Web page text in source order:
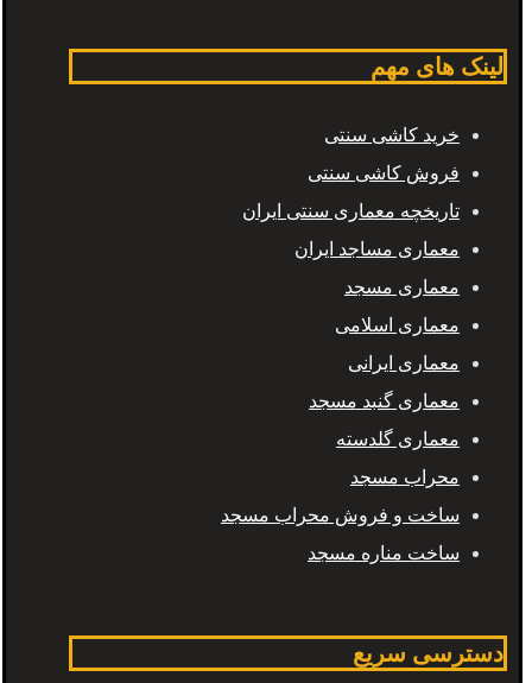
لینک های مهم
خرید کاشی سنتی
فروش کاشی سنتی
تاریخچه معماری سنتی ایران
معماری مساجد ایران
معماری مسجد
معماری اسلامی
معماری ایرانی
معماری گنبد مسجد
معماری گلدسته
محراب مسجد
ساخت و فروش محراب مسجد
ساخت مناره مسجد
دسترسی سریع